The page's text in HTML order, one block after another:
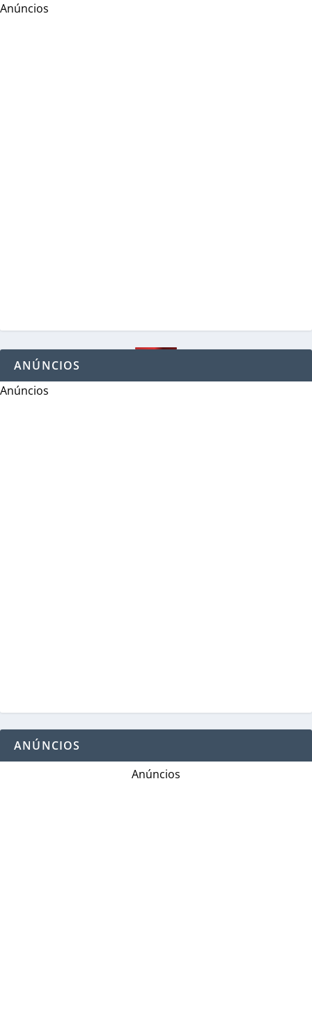
Anúncios
ANÚNCIOS
Anúncios
ANÚNCIOS
Anúncios